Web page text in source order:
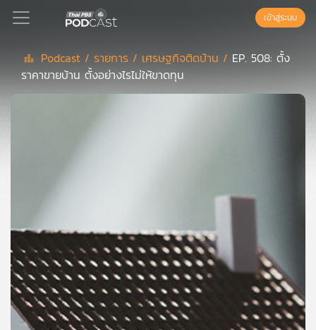
Podcast
เพล
ย์
ลิ
สต์
ของ
คุณ
เข้าสู่ระบบ
Podcast / รายการ / เศรษฐกิจติดบ้าน / EP. 508: ตั้ง
ราคาขายบ้าน ตั้งอย่างไรไม่ให้ขาดทุน